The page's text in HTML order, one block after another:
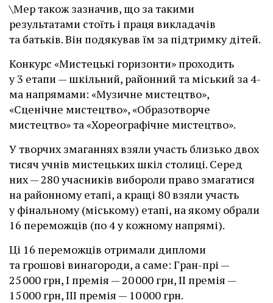
\Мер також зазначив, що за такими
результатами стоїть і праця викладачів
та батьків. Він подякував їм за підтримку дітей.
Конкурс «Мистецькі горизонти» проходить
у 3 етапи — шкільний, районний та міський за 4-
ма напрямами: «Музичне мистецтво»,
«Сценічне мистецтво», «Образотворче
мистецтво» та «Хореографічне мистецтво».
У творчих змаганнях взяли участь близько двох
тисяч учнів мистецьких шкіл столиці. Серед
них — 280 учасників вибороли право змагатися
на районному етапі, а кращі 80 взяли участь
у фінальному (міському) етапі, на якому обрали
16 переможців (по 4 у кожному напрямі).
Ці 16 переможців отримали дипломи
та грошові винагороди, а саме: Гран-прі —
25 000 грн, І премія — 20 000 грн, II премія —
15 000 грн, III премія — 10 000 грн.